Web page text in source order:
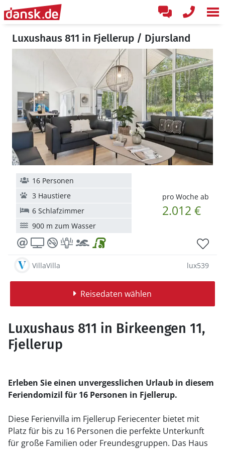
Luxushaus 811 in Fjellerup / Djursland
pro Woche ab
2.012 €
16 Personen
3 Haustiere
6 Schlafzimmer
900 m zum Wasser
VillaVilla lux539
Reisedaten wählen
Luxushaus 811 in Birkeengen 11,
Fjellerup
Erleben Sie einen unvergesslichen Urlaub in diesem
Feriendomizil für 16 Personen in Fjellerup.
Diese Ferienvilla im Fjellerup Feriecenter bietet mit
Platz für bis zu 16 Personen die perfekte Unterkunft
für große Familien oder Freundesgruppen. Das Haus